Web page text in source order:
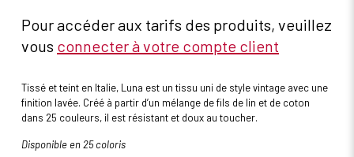
Pour accéder aux tarifs des produits, veuillez
vous connecter à votre compte client
Tissé et teint en Italie, Luna est un tissu uni de style vintage avec une
finition lavée. Créé à partir d’un mélange de fils de lin et de coton
dans 25 couleurs, il est résistant et doux au toucher.
Disponible en 25 coloris